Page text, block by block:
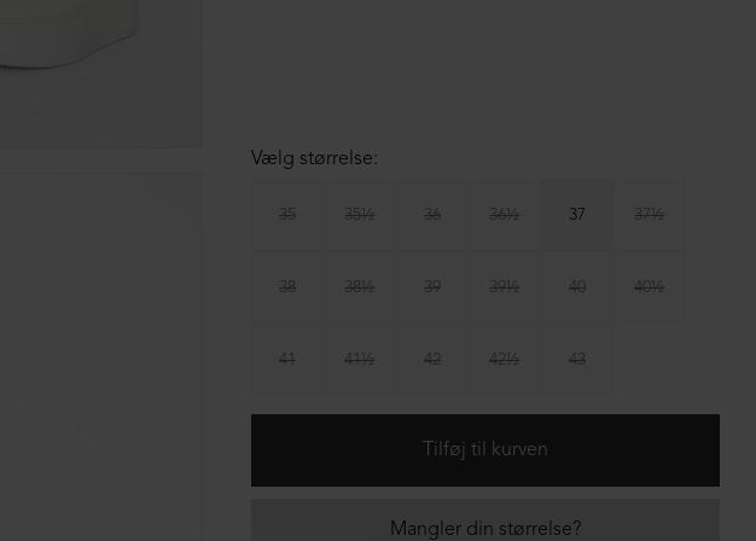
Vælg størrelse:
35 35½ 36 36½ 37 37½
38 38½ 39 39½ 40 40½
41 41½ 42 42½ 43
Mangler din størrelse?